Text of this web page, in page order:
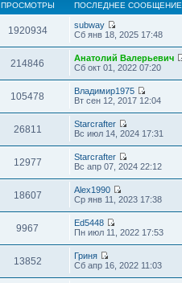
ПРОСМОТРЫ ПОСЛЕДНЕЕ СООБЩЕНИЕ
1920934
subway
Сб янв 18, 2025 17:48
214846
Анатолий Валерьевич
Сб окт 01, 2022 07:20
105478
Владимир1975
Вт сен 12, 2017 12:04
26811
Starcrafter
Вс июл 14, 2024 17:31
12977
Starcrafter
Вс апр 07, 2024 22:12
18607
Alex1990
Ср янв 11, 2023 17:38
9967
Ed5448
Пн июл 11, 2022 17:53
13852
Гриня
Сб апр 16, 2022 11:03